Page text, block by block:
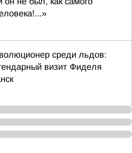
среди льдов:
визит Фиделя